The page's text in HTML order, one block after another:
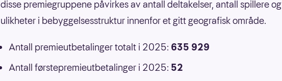
disse premiegruppene påvirkes av antall deltakelser, antall spillere og
ulikheter i bebyggelsesstruktur innenfor et gitt geografisk område.
Antall premieutbetalinger totalt i 2025: 635 929
Antall førstepremieutbetalinger i 2025: 52